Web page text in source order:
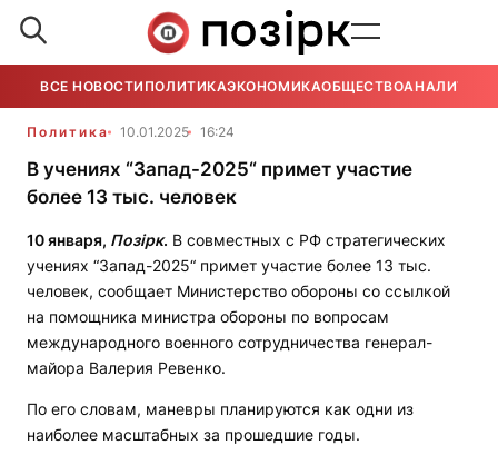
ВСЕ НОВОСТИ ПОЛИТИКАЭКОНОМИКАОБЩЕСТВОАНАЛИТИКА
Политика 10.01.2025 16:24
В учениях “Запад-2025“ примет участие
более 13 тыс. человек
10 января, Позірк. В совместных с РФ стратегических
учениях “Запад-2025“ примет участие более 13 тыс.
человек, сообщает Министерство обороны со ссылкой
на помощника министра обороны по вопросам
международного военного сотрудничества генерал-
майора Валерия Ревенко.
По его словам, маневры планируются как одни из
наиболее масштабных за прошедшие годы.